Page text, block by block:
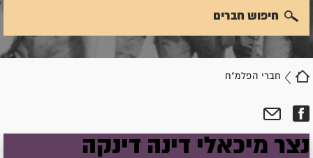
חברי הפלמ"ח
חיפוש חברים
נצר מיכאלי דינה דינקה